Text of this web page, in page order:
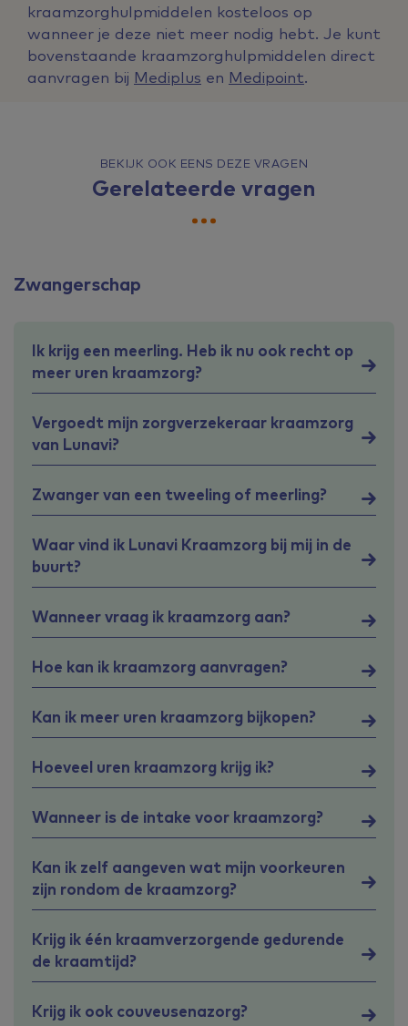
kraamzorghulpmiddelen kosteloos op
wanneer je deze niet meer nodig hebt. Je kunt
bovenstaande kraamzorghulpmiddelen direct
aanvragen bij Mediplus en Medipoint.
BEKIJK OOK EENS DEZE VRAGEN
Gerelateerde vragen
Zwangerschap
Ik krijg een meerling. Heb ik nu ook recht op
meer uren kraamzorg?
Vergoedt mijn zorgverzekeraar kraamzorg
van Lunavi?
Zwanger van een tweeling of meerling?
Waar vind ik Lunavi Kraamzorg bij mij in de
buurt?
Wanneer vraag ik kraamzorg aan?
Hoe kan ik kraamzorg aanvragen?
Kan ik meer uren kraamzorg bijkopen?
Hoeveel uren kraamzorg krijg ik?
Wanneer is de intake voor kraamzorg?
Kan ik zelf aangeven wat mijn voorkeuren
zijn rondom de kraamzorg?
Krijg ik één kraamverzorgende gedurende
de kraamtijd?
Krijg ik ook couveusenazorg?